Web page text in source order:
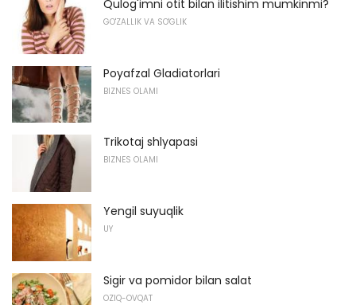
Qulog'imni otit bilan ilitishim mumkinmi?
GO'ZALLIK VA SO'GLIK
Poyafzal Gladiatorlari
BIZNES OLAMI
Trikotaj shlyapasi
BIZNES OLAMI
Yengil suyuqlik
UY
Sigir va pomidor bilan salat
OZIQ-OVQAT